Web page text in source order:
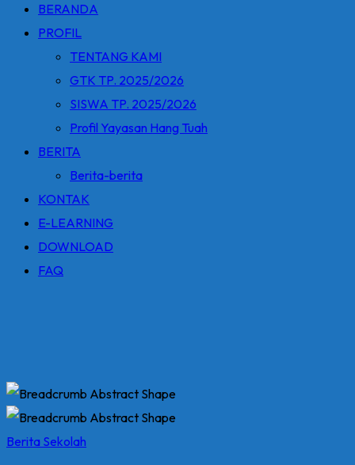
BERANDA
PROFIL
TENTANG KAMI
GTK TP. 2025/2026
SISWA TP. 2025/2026
Profil Yayasan Hang Tuah
BERITA
Berita-berita
KONTAK
E-LEARNING
DOWNLOAD
FAQ
Berita Sekolah